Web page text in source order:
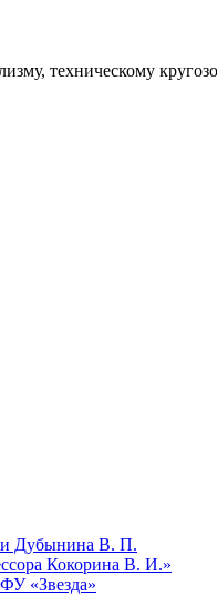
техническому
Дубынина В. П.
Кокорина В. И.»
«Звезда»